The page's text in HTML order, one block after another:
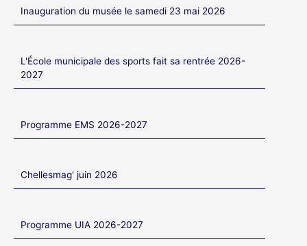
Inauguration du musée le samedi 23 mai 2026
L'École municipale des sports fait sa rentrée 2026-
2027
Programme EMS 2026-2027
Chellesmag' juin 2026
Programme UIA 2026-2027